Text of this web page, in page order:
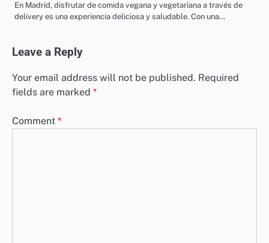
En Madrid, disfrutar de comida vegana y vegetariana a través de
delivery es una experiencia deliciosa y saludable. Con una…
Leave a Reply
Your email address will not be published. Required
fields are marked *
Comment *